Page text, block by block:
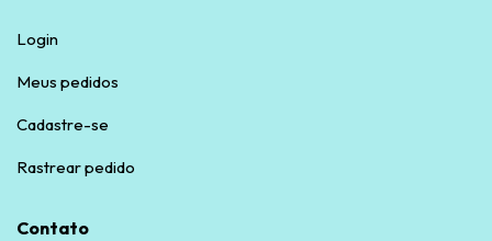
Login
Meus pedidos
Cadastre-se
Rastrear pedido
Contato